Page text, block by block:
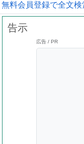
無料会員登録で全文検
告示
広告 / PR